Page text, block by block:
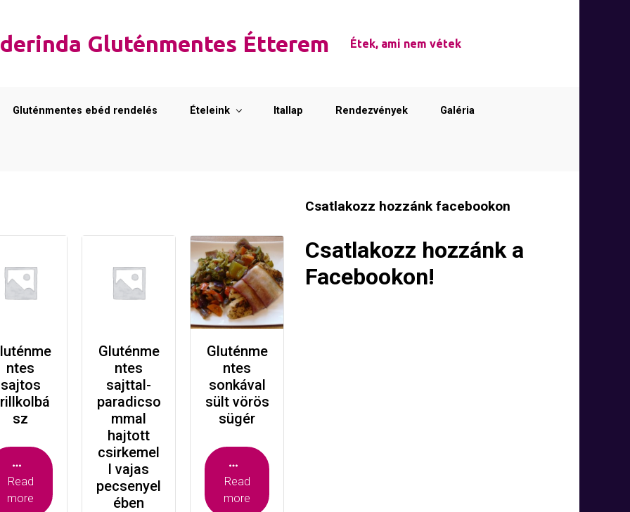
Gluténmentes Étterem Étek, ami nem vétek
Gluténmentes ebéd rendelés Ételeink Itallap Rendezvények Galéria
ntes
sajtos
sz
Read
more
Gluténme
ntes
sajttal-
paradicso
mmal
hajtott
csirkemel
l vajas
pecsenyel
ében
Gluténme
ntes
sonkával
sült vörös
sügér
Read
more
Csatlakozz hozzánk facebookon
Csatlakozz hozzánk a
Facebookon!